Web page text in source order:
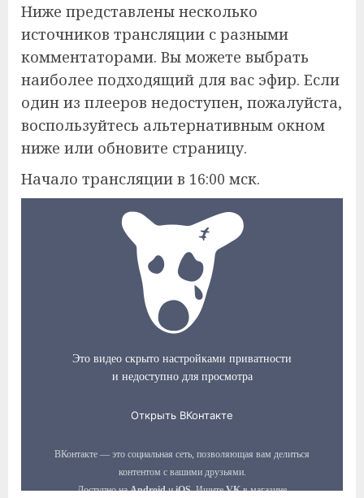
Ниже представлены несколько
источников трансляции с разными
комментаторами. Вы можете выбрать
наиболее подходящий для вас эфир. Если
один из плееров недоступен, пожалуйста,
воспользуйтесь альтернативным окном
ниже или обновите страницу.
Начало трансляции в 16:00 мск.